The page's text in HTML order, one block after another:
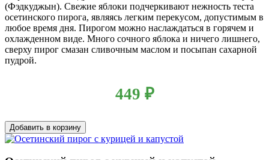
(Фэдкуджын). Свежие яблоки подчеркивают нежность теста
осетинского пирога, являясь легким перекусом, допустимым в
любое время дня. Пирогом можно наслаждаться в горячем и
охлажденном виде. Много сочного яблока и ничего лишнего,
сверху пирог смазан сливочным маслом и посыпан сахарной
пудрой.
449 ₽
Добавить в корзину